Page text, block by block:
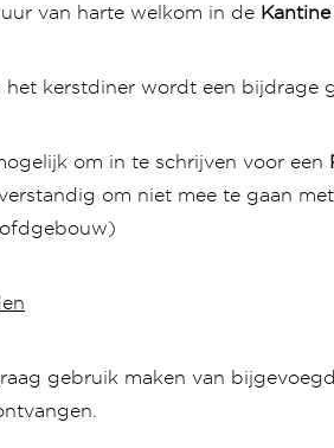
van harte welkom in de Kantine
het kerstdiner wordt een bijdrage
om in te schrijven voor een
om niet mee te gaan
gebruik maken van